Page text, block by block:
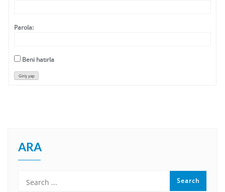
Parola:
Beni hatırla
Giriş yap
ARA